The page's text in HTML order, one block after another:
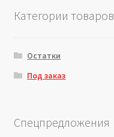
Категории товаров
Остатки
Под заказ
Спецпредложения